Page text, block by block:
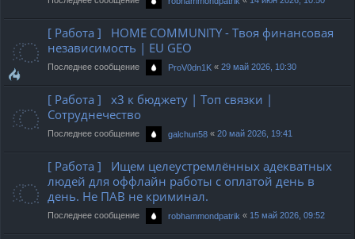
[ Работа ] HOME COMMUNITY - Твоя финансовая
независимость | EU GEO
Последнее сообщение ProV0dn1K « 29 май 2026, 10:30
[ Работа ] х3 к бюджету | Топ связки |
Сотруднечество
Последнее сообщение galchun58 « 20 май 2026, 19:41
[ Работа ] Ищем целеустремлённых адекватных
людей для оффлайн работы с оплатой день в
день. Не ПАВ не криминал.
Последнее сообщение robhammondpatrik « 15 май 2026, 09:52